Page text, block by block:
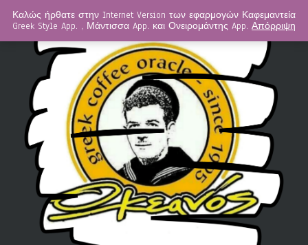
Καλώς ήρθατε στην Internet Version των εφαρμογών Καφεμαντεία
Greek Style App. , Μάντισσα App. και Ονειρομάντης App. Απόρριψη